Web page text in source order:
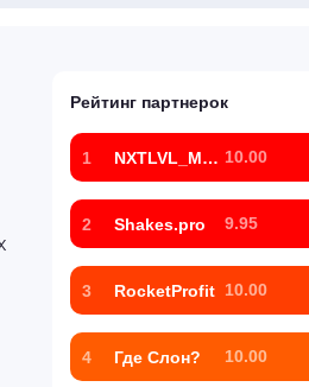
Рейтинг партнерок
1 NXTLVL_Marketing 10.00
2 Shakes.pro 9.95
3 RocketProfit 10.00
4 Где Слон? 10.00